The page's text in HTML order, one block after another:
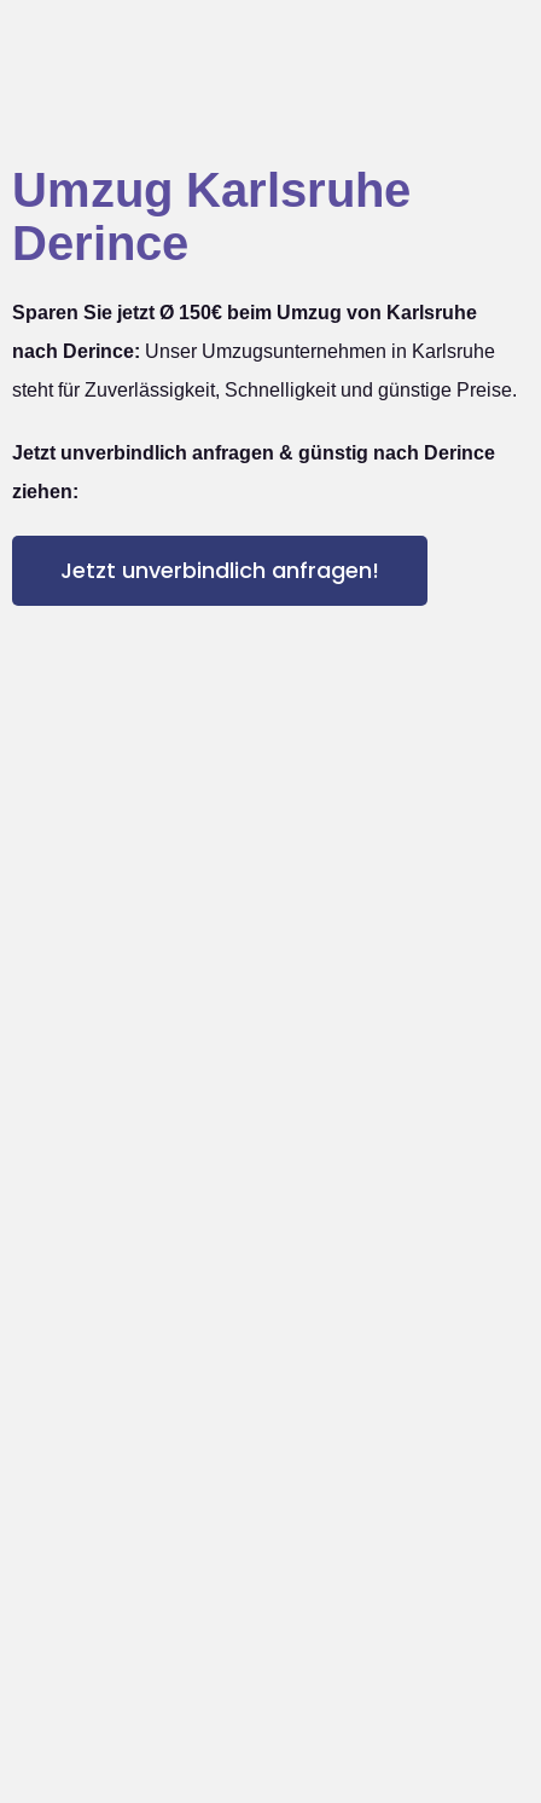
Umzug Karlsruhe
Derince
Sparen Sie jetzt Ø 150€ beim Umzug von Karlsruhe
nach Derince: Unser Umzugsunternehmen in Karlsruhe
steht für Zuverlässigkeit, Schnelligkeit und günstige Preise.
Jetzt unverbindlich anfragen & günstig nach Derince
ziehen:
Jetzt unverbindlich anfragen!